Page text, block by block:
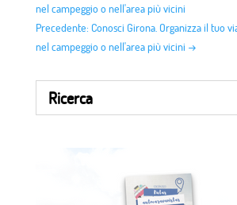
nel campeggio o nell'area più vicini
Precedente: Conosci Girona. Organizza il tuo
nel campeggio o nell'area più vicini →